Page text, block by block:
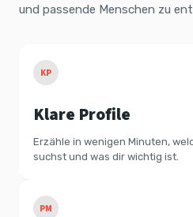
und passende Menschen zu
KP
Klare Profile
Erzähle in wenigen Minuten,
suchst und was dir wichtig ist.
PM